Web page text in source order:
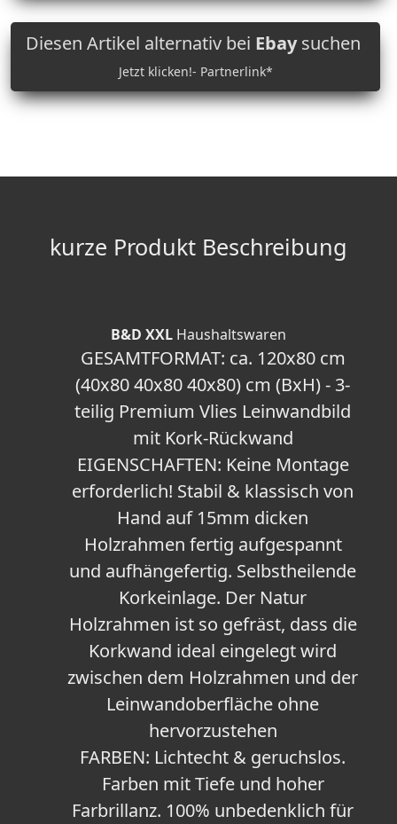
Diesen Artikel alternativ bei Ebaysuchen
Jetzt klicken!- Partnerlink*
kurze Produkt Beschreibung
B&D XXL Haushaltswaren
GESAMTFORMAT: ca. 120x80 cm
(40x80 40x80 40x80) cm (BxH) - 3-
teilig Premium Vlies Leinwandbild
mit Kork-Rückwand
EIGENSCHAFTEN: Keine Montage
erforderlich! Stabil & klassisch von
Hand auf 15mm dicken
Holzrahmen fertig aufgespannt
und aufhängefertig. Selbstheilende
Korkeinlage. Der Natur
Holzrahmen ist so gefräst, dass die
Korkwand ideal eingelegt wird
zwischen dem Holzrahmen und der
Leinwandoberfläche ohne
hervorzustehen
FARBEN: Lichtecht & geruchslos.
Farben mit Tiefe und hoher
Farbrillanz. 100% unbedenklich für